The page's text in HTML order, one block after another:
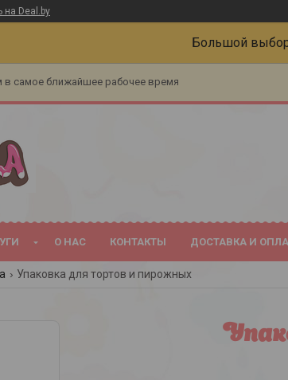
на Deal.by
Большой выбор
самое ближайшее рабочее время
О НАС КОНТАКТЫ ДОСТАВКА И
Упаковка для тортов и пирожных